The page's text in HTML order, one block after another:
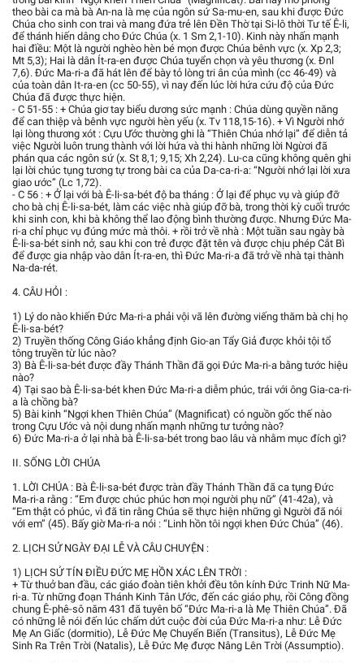
theo bài ca mà bà An-na là mẹ của ngôn sứ Sa-mu-en, sau khi được Đức
Chúa cho sinh con trai và mang đứa trẻ lên Đền Thờ tại Si-lô thời Tư tế Ê-li,
để thánh hiến dâng cho Đức Chúa (x. 1 Sm 2,1-10). Kinh này nhấn mạnh
hai đìều: Một là người nghèo hèn bé mọn được Chúa bênh vực (x. Xp 2,3;
Mt 5,3); Hai là dân Ít-ra-en được Chúa tuyển chọn và yêu thương (x. Đnl
7,6). Đức Ma-ri-a đã hát lên để bày tỏ lòng tri ân của mình (cc 46-49) và
của toàn dân It-ra-en (cc 50-55), vì nay đến lúc lời hứa cứu độ của Đức
Chúa đã được thực hiện.
- C 51-55 : + Chúa giơ tay biểu dương sức mạnh : Chúa dùng quyền năng
để can thiệp và bênh vực người hèn yếu (x. Tv 118,15-16). + Vì Người nhớ
lại lòng thương xót : Cựu Ước thường ghi là “Thiên Chúa nhớ lại” để diễn tả
việc Người luôn trung thành với lời hứa và thi hành những lời Ngừơi đã
phán qua các ngôn sứ (x. St 8,1; 9,15; Xh 2,24). Lu-ca cũng không quên ghi
lại lời chúc tụng tương tự trong bài ca của Da-ca-ri-a: “Người nhớ lại lời xưa
giao ước” (Lc 1,72).
- C 56 : + Ở lại với bà Ê-li-sa-bét độ ba tháng : Ở lại để phục vụ và giúp đỡ
cho bà chị Ê-li-sa-bét, làm các việc nhà giúp đỡ bà, trong thời kỳ cuối trước
khi sinh con, khi bà không thể lao động bình thường được. Nhưng Đức Ma-
ri-a chỉ phục vụ đúng mức mà thôi. + rồi trở về nhà : Một tuần sau ngày bà
Ê-li-sa-bét sinh nở, sau khi con trẻ được đặt tên và được chịu phép Cắt Bì
để được gia nhập vào dân Ít-ra-en, thì Đức Ma-ri-a đã trở về nhà tại thành
Na-da-rét.
4. CÂU HỎI :
1) Lý do nào khiến Đức Ma-ri-a phải vội vã lên đường viếng thăm bà chị họ
Ê-li-sa-bét?
2) Truyền thống Công Giáo khẳng định Gio-an Tẩy Giả được khỏi tội tổ
tông truyền từ lúc nào?
3) Bà Ê-li-sa-bét được đầy Thánh Thần đã gọi Đức Ma-ri-a bằng tước hiệu
nào?
4) Tại sao bà Ê-li-sa-bét khen Đức Ma-ri-a diễm phúc, trái với ông Gia-ca-ri-
a là chồng bà?
5) Bài kinh “Ngợi khen Thiên Chúa” (Magnificat) có nguồn gốc thế nào
trong Cựu Ước và nội dung nhấn mạnh những tư tưởng nào?
6) Đức Ma-ri-a ở lại nhà bà Ê-li-sa-bét trong bao lâu và nhằm mục đích gì?
II. SỐNG LỜI CHÚA
1. LỜI CHÚA : Bà Ê-li-sa-bét được tràn đầy Thánh Thần đã ca tụng Đức
Ma-ri-a rằng : “Em được chúc phúc hơn mọi người phụ nữ” (41-42a), và
“Em thật có phúc, vì đã tin rằng Chúa sẽ thực hiện những gì Người đã nói
với em” (45). Bấy giờ Ma-ri-a nói : “Linh hồn tôi ngợi khen Đức Chúa” (46).
2. LỊCH SỬ NGÀY ĐẠI LỄ VÀ CÂU CHUYỆN :
1) LỊCH SỬ TÍN ĐIỀU ĐỨC MẸ HỒN XÁC LÊN TRỜI :
+ Từ thuở ban đầu, các giáo đoàn tiên khởi đều tôn kính Đức Trinh Nữ Ma-
ri-a. Từ những đoạn Thánh Kinh Tân Ước, đến các giáo phụ, rồi Công đồng
chung Ê-phê-sô năm 431 đã tuyên bố “Đức Ma-ri-a là Mẹ Thiên Chúa”. Đã
có những lễ nói đến lúc chấm dứt cuộc đời của Đức Ma-ri-a như: Lễ Đức
Mẹ An Giấc (dormitio), Lễ Đức Mẹ Chuyển Biến (Transitus), Lễ Đức Mẹ
Sinh Ra Trên Trời (Natalis), Lễ Đức Mẹ được Nâng Lên Trời (Assumptio).